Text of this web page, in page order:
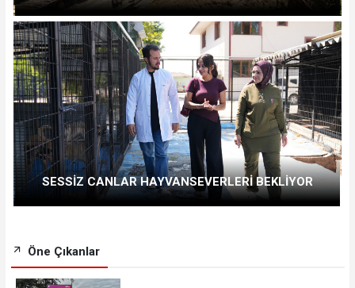
SESSİZ CANLAR HAYVANSEVERLERİ BEKLİYOR
Öne Çıkanlar